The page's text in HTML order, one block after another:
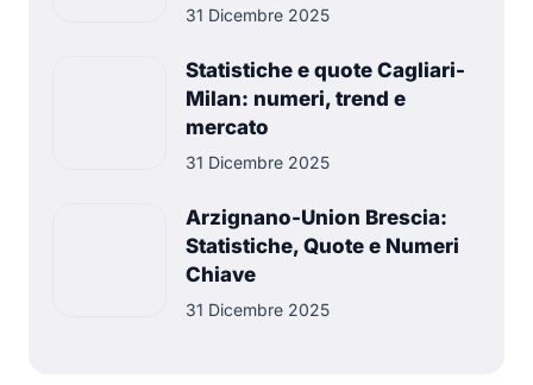
31 Dicembre 2025
Statistiche e quote Cagliari-
Milan: numeri, trend e
mercato
31 Dicembre 2025
Arzignano-Union Brescia:
Statistiche, Quote e Numeri
Chiave
31 Dicembre 2025